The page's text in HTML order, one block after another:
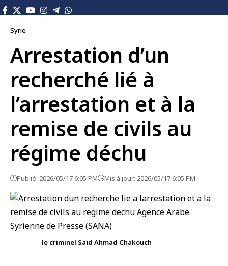
Syrie
Arrestation d’un
recherché lié à
l’arrestation et à la
remise de civils au
régime déchu
Publié: 2026/05/17 6:05 PM Mis à jour: 2026/05/17 6:05 PM
le criminel Saïd Ahmad Chakouch